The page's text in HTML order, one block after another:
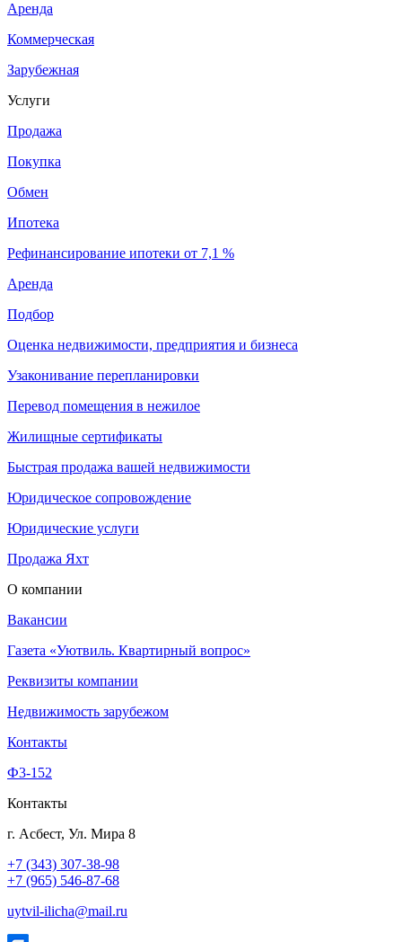
Аренда
Коммерческая
Зарубежная
Услуги
Продажа
Покупка
Обмен
Ипотека
Рефинансирование ипотеки от 7,1 %
Аренда
Подбор
Оценка недвижимости, предприятия и бизнеса
Узаконивание перепланировки
Перевод помещения в нежилое
Жилищные сертификаты
Быстрая продажа вашей недвижимости
Юридическое сопровождение
Юридические услуги
Продажа Яхт
О компании
Вакансии
Газета «Уютвиль. Квартирный вопрос»
Реквизиты компании
Недвижимость зарубежом
Контакты
Ф3-152
Контакты
г. Асбест, Ул. Мира 8
+7 (343) 307-38-98
+7 (965) 546-87-68
uytvil-ilicha@mail.ru